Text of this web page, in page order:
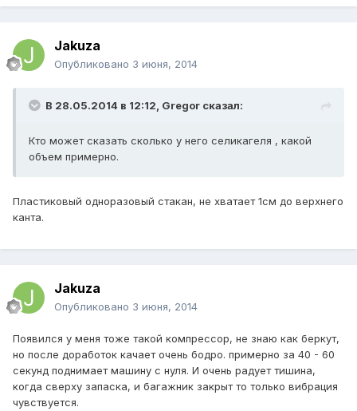
Jakuza
Опубликовано 3 июня, 2014
В 28.05.2014 в 12:12, Gregor сказал:
Кто может сказать сколько у него селикагеля , какой
объем примерно.
Пластиковый одноразовый стакан, не хватает 1см до верхнего
канта.
Jakuza
Опубликовано 3 июня, 2014
Появился у меня тоже такой компрессор, не знаю как беркут,
но после доработок качает очень бодро. примерно за 40 - 60
секунд поднимает машину с нуля. И очень радует тишина,
когда сверху запаска, и багажник закрыт то только вибрация
чувствуется.